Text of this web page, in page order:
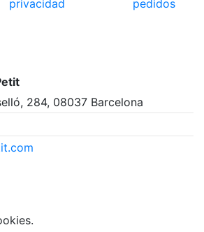
privacidad
pedidos
284, 08037 Barcelona